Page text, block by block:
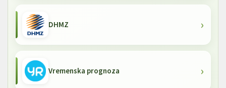
DHMZ
Vremenska prognoza